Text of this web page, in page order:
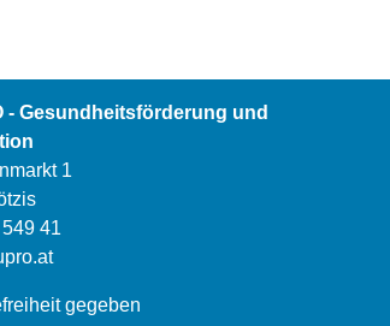
- Gesundheitsförderung und
1
41
gegeben